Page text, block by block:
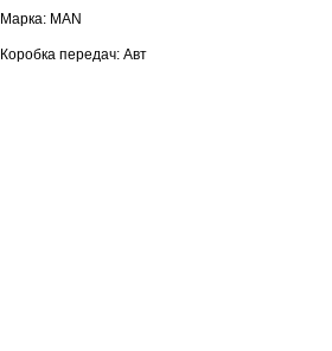
Марка: MAN
Коробка передач: Авт